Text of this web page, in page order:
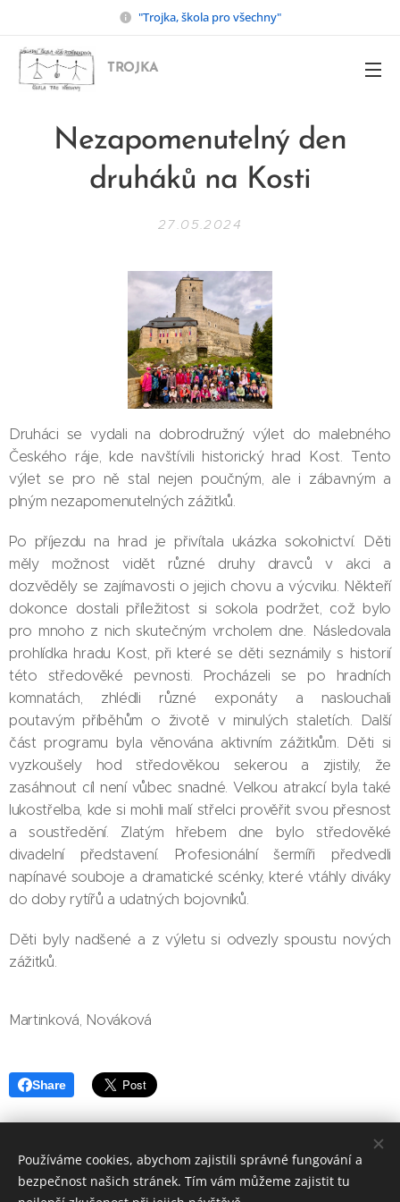
"Trojka, škola pro všechny"
TROJKA
Nezapomenutelný den
druháků na Kosti
27.05.2024
Druháci se vydali na dobrodružný výlet do malebného
Českého ráje, kde navštívili historický hrad Kost. Tento
výlet se pro ně stal nejen poučným, ale i zábavným a
plným nezapomenutelných zážitků.
Po příjezdu na hrad je přivítala ukázka sokolnictví. Děti
měly možnost vidět různé druhy dravců v akci a
dozvěděly se zajímavosti o jejich chovu a výcviku. Někteří
dokonce dostali příležitost si sokola podržet, což bylo
pro mnoho z nich skutečným vrcholem dne. Následovala
prohlídka hradu Kost, při které se děti seznámily s historií
této středověké pevnosti. Procházeli se po hradních
komnatách, zhlédli různé exponáty a naslouchali
poutavým příběhům o životě v minulých staletích. Další
část programu byla věnována aktivním zážitkům. Děti si
vyzkoušely hod středověkou sekerou a zjistily, že
zasáhnout cíl není vůbec snadné. Velkou atrakcí byla také
lukostřelba, kde si mohli malí střelci prověřit svou přesnost
a soustředění. Zlatým hřebem dne bylo středověké
divadelní představení. Profesionální šermíři předvedli
napínavé souboje a dramatické scénky, které vtáhly diváky
do doby rytířů a udatných bojovníků.
Děti byly nadšené a z výletu si odvezly spoustu nových
zážitků.
Martinková, Nováková
Share
Používáme cookies, abychom zajistili správné fungování a
bezpečnost našich stránek. Tím vám můžeme zajistit tu